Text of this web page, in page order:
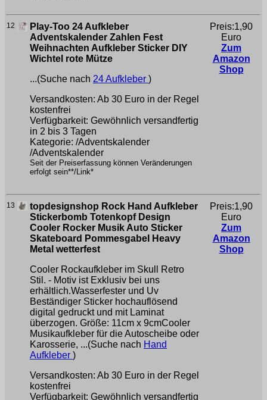
12
Play-Too 24 Aufkleber
Adventskalender Zahlen Fest
Weihnachten Aufkleber Sticker DIY
Wichtel rote Mütze
...(Suche nach 24 Aufkleber )
Versandkosten: Ab 30 Euro in der Regel
kostenfrei
Verfügbarkeit: Gewöhnlich versandfertig
in 2 bis 3 Tagen
Kategorie: /Adventskalender
/Adventskalender
Seit der Preiserfassung können Veränderungen
erfolgt sein**/Link*
Preis:1,90
Euro
Zum
Amazon
Shop
13
topdesignshop Rock Hand Aufkleber
Stickerbomb Totenkopf Design
Cooler Rocker Musik Auto Sticker
Skateboard Pommesgabel Heavy
Metal wetterfest
Cooler Rockaufkleber im Skull Retro
Stil. - Motiv ist Exklusiv bei uns
erhältlich.Wasserfester und Uv
Beständiger Sticker hochauflösend
digital gedruckt und mit Laminat
überzogen. Größe: 11cm x 9cmCooler
Musikaufkleber für die Autoscheibe oder
Karosserie, ...(Suche nach Hand
Aufkleber )
Versandkosten: Ab 30 Euro in der Regel
kostenfrei
Verfügbarkeit: Gewöhnlich versandfertig
Preis:1,90
Euro
Zum
Amazon
Shop